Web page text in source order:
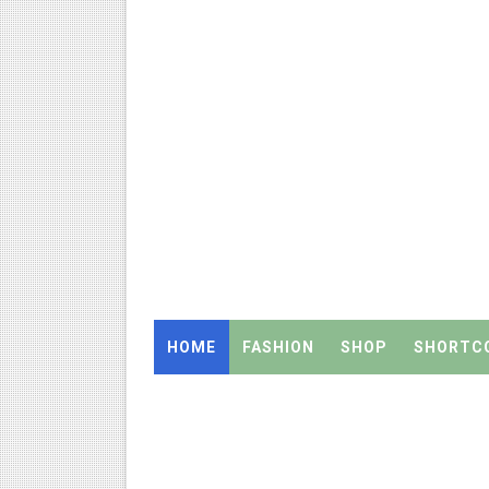
ஒருங்கிணைந்த பள்ளிக்
தமிழ்நாடு அரசு ஊழியர்கள்
Census 2027:
Census 2027: திருவள்ளூர்
TET வழக்கு: மதுரை
HOME FASHION SHOP